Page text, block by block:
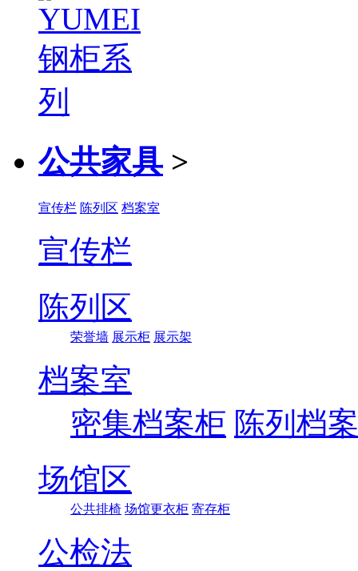
公共家具 >
宣传栏 陈列区 档案室
宣传栏
陈列区
荣誉墙 展示柜 展示架
档案室
密集档案柜 陈列档
场馆区
公共排椅 场馆更衣柜 寄存柜
公检法